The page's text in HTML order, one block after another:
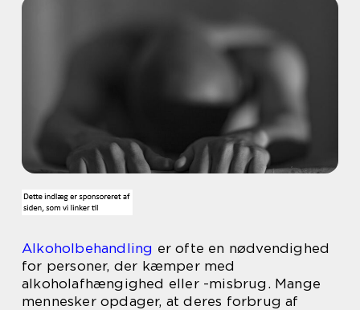
Alkoholbehandling er ofte en nødvendighed
for personer, der kæmper med
alkoholafhængighed eller -misbrug. Mange
mennesker opdager, at deres forbrug af